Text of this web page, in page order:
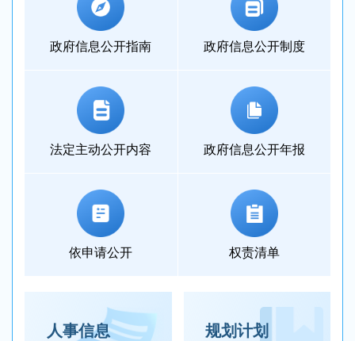
政府信息公开指南 政府信息公开制度
法定主动公开内容 政府信息公开年报
依申请公开 权责清单
人事信息 规划计划